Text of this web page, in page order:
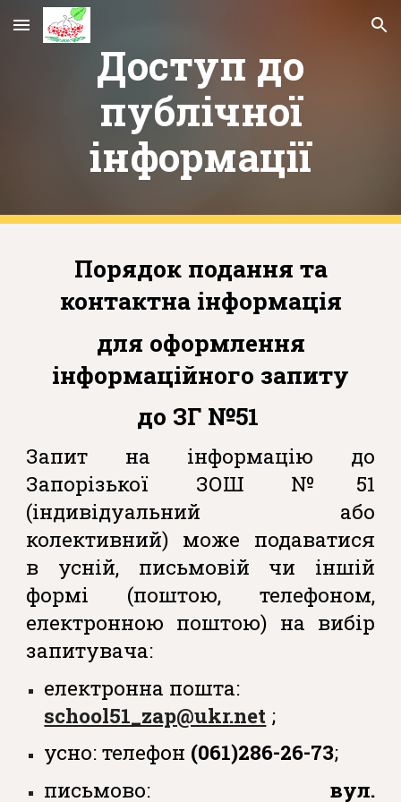
Skip to main content Skip to navigation
Доступ до
публічної
інформації
Порядок подання та
контактна інформація
для оформлення
інформаційного запиту
до ЗГ№51
Запит на інформацію до
Запорізької ЗОШ №51
(індивідуальний або
колективний) може подаватися
в усній, письмовій чи іншій
формі (поштою, телефоном,
електронною поштою) на вибір
запитувача:
електронна пошта:
school51_zap@ukr.net ;
усно: телефон (061)286-26-73;
письмово: вул.